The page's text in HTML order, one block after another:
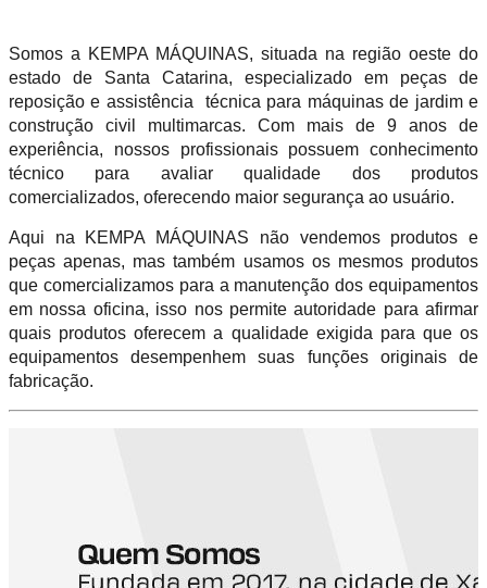
Somos a KEMPA MÁQUINAS, situada na região oeste do
estado de Santa Catarina, especializado em peças de
reposição e assistência técnica para máquinas de jardim e
construção civil multimarcas. Com mais de 9 anos de
experiência, nossos profissionais possuem conhecimento
técnico para avaliar qualidade dos produtos
comercializados, oferecendo maior segurança ao usuário.
Aqui na KEMPA MÁQUINAS não vendemos produtos e
peças apenas, mas também usamos os mesmos produtos
que comercializamos para a manutenção dos equipamentos
em nossa oficina, isso nos permite autoridade para afirmar
quais produtos oferecem a qualidade exigida para que os
equipamentos desempenhem suas funções originais de
fabricação.